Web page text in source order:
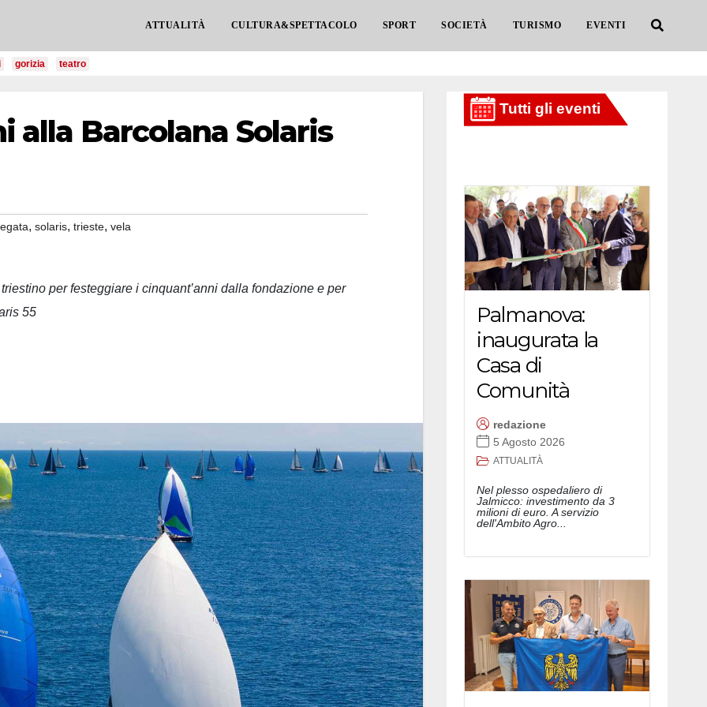
ATTUALITÀ CULTURA&SPETTACOLO SPORT SOCIETÀ TURISMO EVENTI
gorizia teatro
alla Barcolana Solaris
, solaris, trieste, vela
per festeggiare i cinquant’anni dalla fondazione e per
55
Palmanova:
inaugurata la
Casa di
Comunità
redazione
5 Agosto 2026
ATTUALITÀ
Nel plesso ospedaliero di
Jalmicco: investimento da 3
milioni di euro. A servizio
dell'Ambito Agro...